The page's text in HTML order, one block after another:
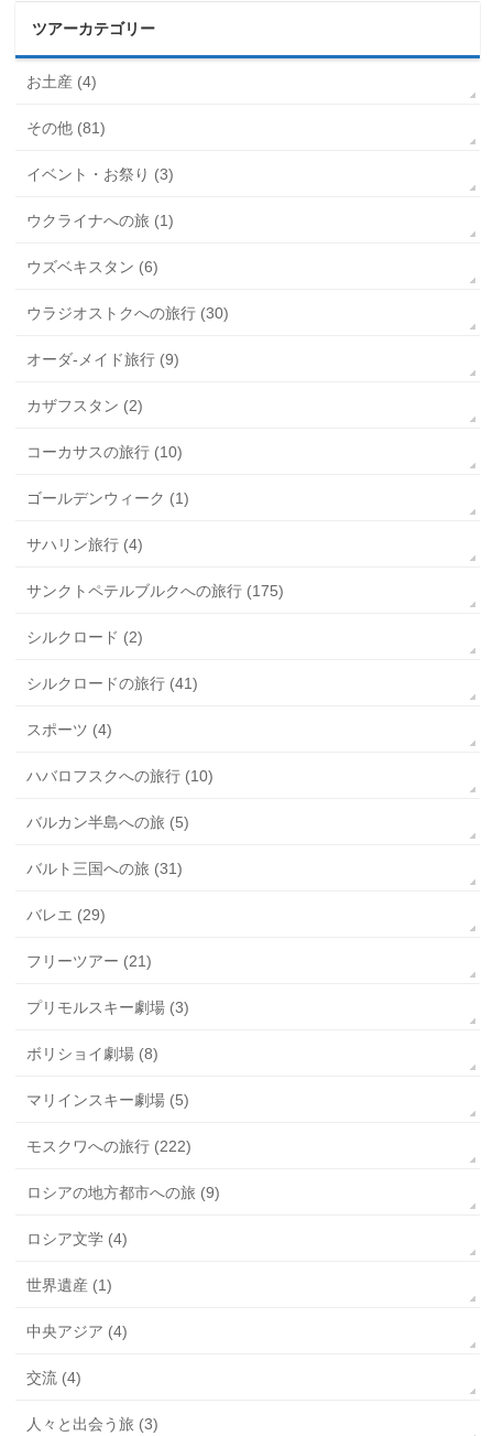
ツアーカテゴリー
お土産 (4)
その他 (81)
イベント・お祭り (3)
ウクライナへの旅 (1)
ウズベキスタン (6)
ウラジオストクへの旅行 (30)
オーダ-メイド旅行 (9)
カザフスタン (2)
コーカサスの旅行 (10)
ゴールデンウィーク (1)
サハリン旅行 (4)
サンクトペテルブルクへの旅行 (175)
シルクロード (2)
シルクロードの旅行 (41)
スポーツ (4)
ハバロフスクへの旅行 (10)
バルカン半島への旅 (5)
バルト三国への旅 (31)
バレエ (29)
フリーツアー (21)
プリモルスキー劇場 (3)
ボリショイ劇場 (8)
マリインスキー劇場 (5)
モスクワへの旅行 (222)
ロシアの地方都市への旅 (9)
ロシア文学 (4)
世界遺産 (1)
中央アジア (4)
交流 (4)
人々と出会う旅 (3)